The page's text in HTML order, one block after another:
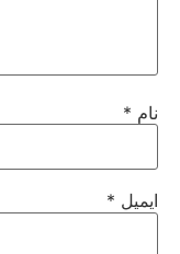
نام *
ایمیل *